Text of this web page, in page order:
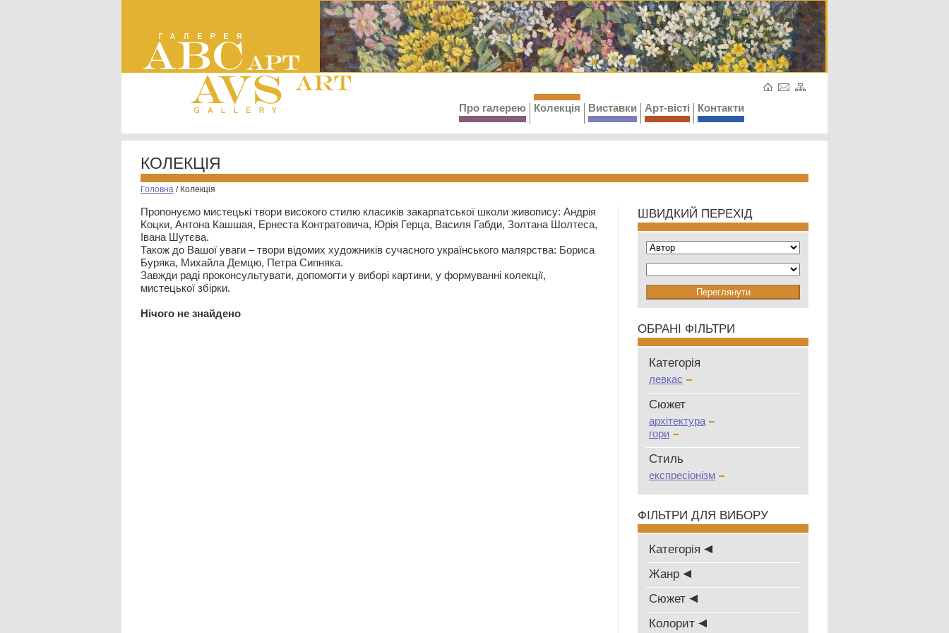
Про галерею Колекція Виставки Арт-вісті Контакти
КОЛЕКЦІЯ
Головна / Колекція
Пропонуємо мистецькі твори високого стилю класиків закарпатської школи живопису: Андрія
Коцки, Антона Кашшая, Ернеста Контратовича, Юрія Герца, Василя Габди, Золтана Шолтеса,
Івана Шутєва.
Також до Вашої уваги – твори відомих художників сучасного українського малярства: Бориса
Буряка, Михайла Демцю, Петра Сипняка.
Завжди раді проконсультувати, допомогти у виборі картини, у формуванні колекції,
мистецької збірки.
Нiчого не знайдено
ШВИДКИЙ ПЕРЕХІД
ОБРАНІ ФІЛЬТРИ
Категорія
левкас
Сюжет
архітектура
гори
Стиль
експресіонізм
ФІЛЬТРИ ДЛЯ ВИБОРУ
Категорія
Жанр
Сюжет
Колорит